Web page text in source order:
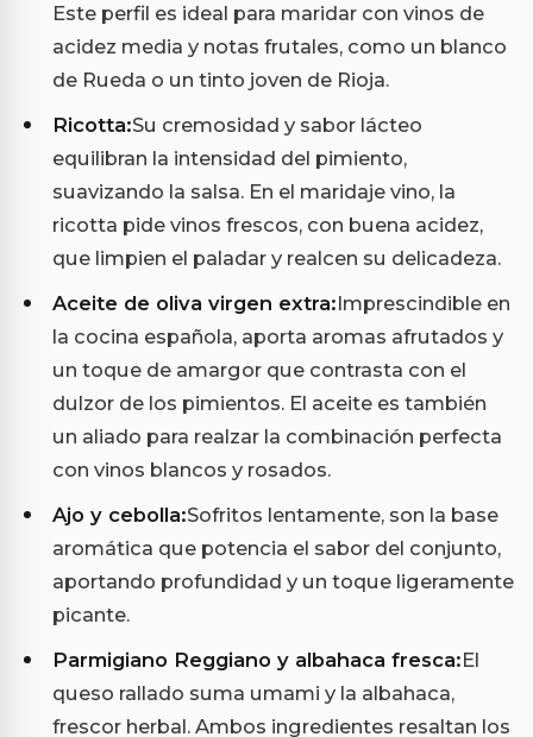
Este perfil es ideal para maridar con vinos de
acidez media y notas frutales, como un blanco
de Rueda o un tinto joven de Rioja.
Ricotta:Su cremosidad y sabor lácteo
equilibran la intensidad del pimiento,
suavizando la salsa. En el maridaje vino, la
ricotta pide vinos frescos, con buena acidez,
que limpien el paladar y realcen su delicadeza.
Aceite de oliva virgen extra:Imprescindible en
la cocina española, aporta aromas afrutados y
un toque de amargor que contrasta con el
dulzor de los pimientos. El aceite es también
un aliado para realzar la combinación perfecta
con vinos blancos y rosados.
Ajo y cebolla:Sofritos lentamente, son la base
aromática que potencia el sabor del conjunto,
aportando profundidad y un toque ligeramente
picante.
Parmigiano Reggiano y albahaca fresca:El
queso rallado suma umami y la albahaca,
frescor herbal. Ambos ingredientes resaltan los